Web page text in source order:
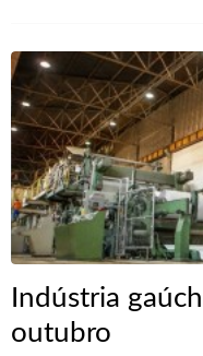
Indústria
outubro